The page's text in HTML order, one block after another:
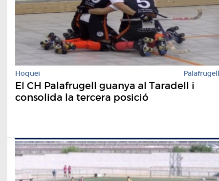
Hoquei Palafrugell
El CH Palafrugell guanya al Taradell i
consolida la tercera posició